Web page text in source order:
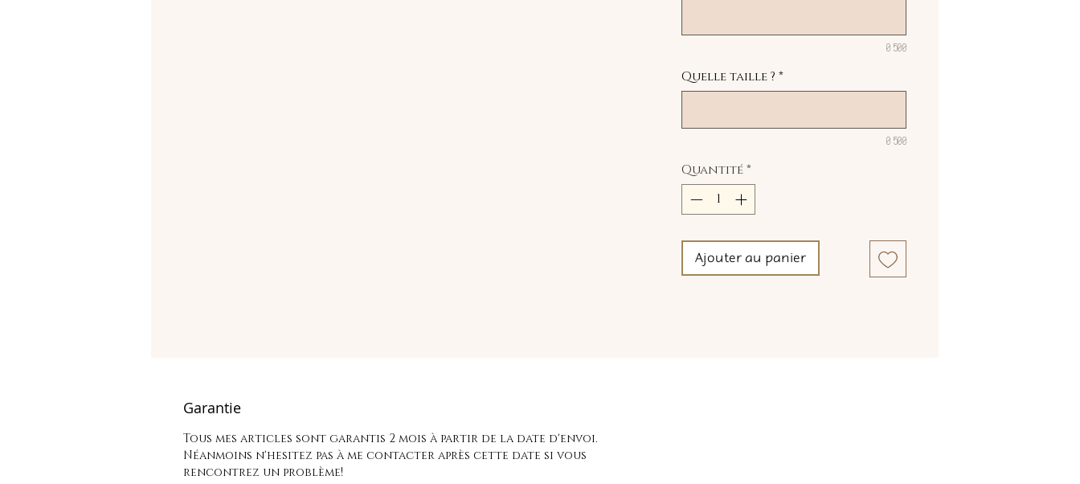
0/500
Quelle taille ? *
0/500
Quantité*
Ajouter au panier
Garantie
Tous mes articles sont garantis 2 mois à partir de la date d'envoi.
Néanmoins n'hesitez pas à me contacter après cette date si vous
rencontrez un problème!